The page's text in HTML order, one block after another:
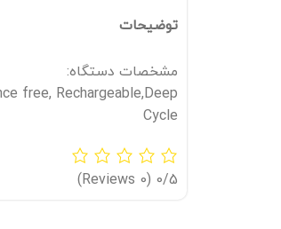
توضیحات
مشخصات دستگاه:
free, Rechargeable,Deep
Cycle
0/5
(0 Reviews)